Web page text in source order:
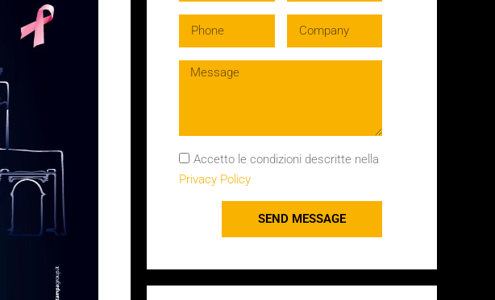
Accetto le condizioni descritte nella
Privacy Policy
SEND MESSAGE